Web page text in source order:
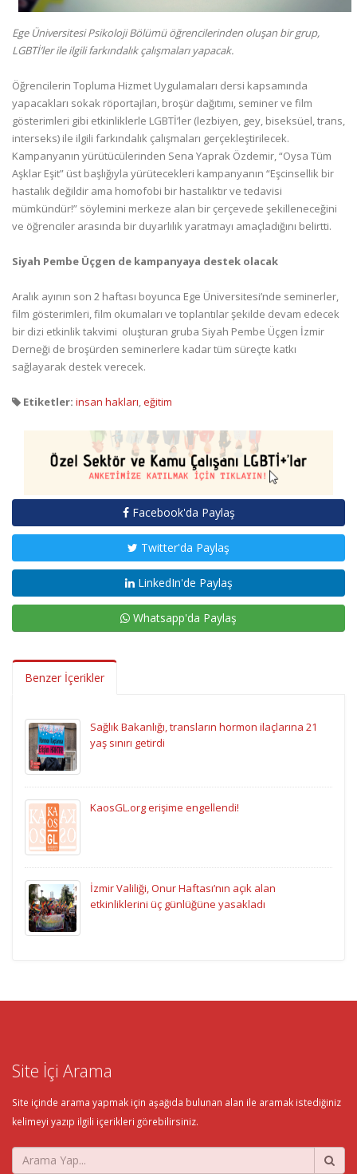
Ege Üniversitesi Psikoloji Bölümü öğrencilerinden oluşan bir grup,
LGBTİ’ler ile ilgili farkındalık çalışmaları yapacak.
Öğrencilerin Topluma Hizmet Uygulamaları dersi kapsamında
yapacakları sokak röportajları, broşür dağıtımı, seminer ve film
gösterimleri gibi etkinliklerle LGBTİ’ler (lezbiyen, gey, biseksüel, trans,
interseks) ile ilgili farkındalık çalışmaları gerçekleştirilecek.
Kampanyanın yürütücülerinden Sena Yaprak Özdemir, “Oysa Tüm
Aşklar Eşit” üst başlığıyla yürütecekleri kampanyanın “Eşcinsellik bir
hastalık değildir ama homofobi bir hastalıktır ve tedavisi
mümkündür!” söylemini merkeze alan bir çerçevede şekilleneceğini
ve öğrenciler arasında bir duyarlılık yaratmayı amaçladığını belirtti.
Siyah Pembe Üçgen de kampanyaya destek olacak
Aralık ayının son 2 haftası boyunca Ege Üniversitesi’nde seminerler,
film gösterimleri, film okumaları ve toplantılar şekilde devam edecek
bir dizi etkinlik takvimi oluşturan gruba Siyah Pembe Üçgen İzmir
Derneği de broşürden seminerlere kadar tüm süreçte katkı
sağlayarak destek verecek.
Etiketler: insan hakları,eğitim
Facebook'da Paylaş
Twitter'da Paylaş
LinkedIn'de Paylaş
Whatsapp'da Paylaş
Benzer İçerikler
Sağlık Bakanlığı, transların hormon ilaçlarına 21
yaş sınırı getirdi
KaosGL.org erişime engellendi!
İzmir Valiliği, Onur Haftası’nın açık alan
etkinliklerini üç günlüğüne yasakladı
Site İçi Arama
Site içinde arama yapmak için aşağıda bulunan alan ile aramak istediğiniz
kelimeyi yazıp ilgili içerikleri görebilirsiniz.